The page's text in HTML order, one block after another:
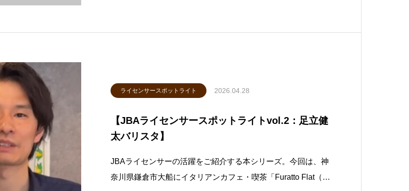
ライセンサースポットライト 2026.04.28
【JBAライセンサースポットライトvol.2：足立健
太バリスタ】
JBAライセンサーの活躍をご紹介する本シリーズ。今回は、神
奈川県鎌倉市大船にイタリアンカフェ・喫茶「Furatto Flat（フ